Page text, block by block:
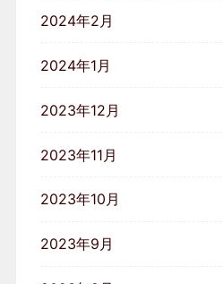
2024年2月
2024年1月
2023年12月
2023年11月
2023年10月
2023年9月